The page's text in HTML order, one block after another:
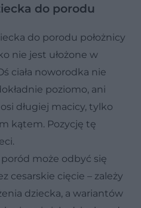
do porodu
do porodu położnicy
nie jest ułożone w
ciała noworodka nie
poziomo, ani
długiej macicy, tylko
kątem. Pozycję tę
może odbyć się
cesarskie cięcie – zależy
dziecka, a wariantów